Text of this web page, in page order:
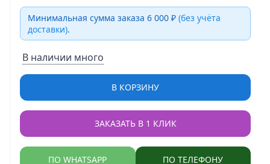
Минимальная сумма заказа 6 000 ₽ (без учёта
доставки).
В наличии много
В КОРЗИНУ
ЗАКАЗАТЬ В 1 КЛИК
ПО WHATSAPP ПО ТЕЛЕФОНУ